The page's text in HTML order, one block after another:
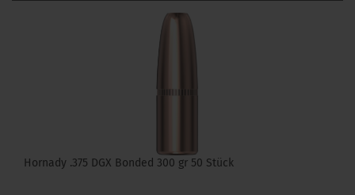
Hornady .375 DGX Bonded 300 gr 50 Stück